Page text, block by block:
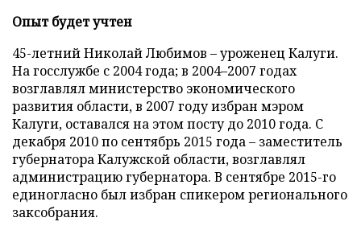
Опыт будет учтен
45-летний Николай Любимов – уроженец Калуги.
На госслужбе с 2004 года; в 2004–2007 годах
возглавлял министерство экономического
развития области, в 2007 году избран мэром
Калуги, оставался на этом посту до 2010 года. С
декабря 2010 по сентябрь 2015 года – заместитель
губернатора Калужской области, возглавлял
администрацию губернатора. В сентябре 2015-го
единогласно был избран спикером регионального
заксобрания.